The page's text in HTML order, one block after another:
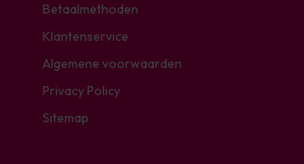
Betaalmethoden
Klantenservice
Algemene voorwaarden
Privacy Policy
Sitemap